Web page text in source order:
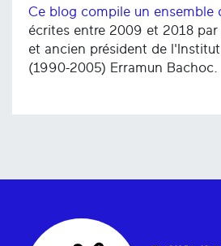
Ce blog compile un ensemble
écrites entre 2009 et 2018
et ancien président de
(1990-2005) Erramun Bachoc.